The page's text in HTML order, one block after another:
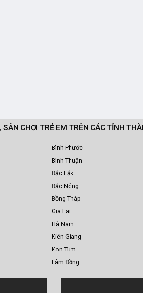
CHƠI TRẺ EM TRÊN CÁC TỈNH
Bình Phước
Bình Thuận
Đắc Lắk
Đắc Nông
Đồng Tháp
Gia Lai
Hà Nam
Kiên Giang
Kon Tum
Lâm Đồng